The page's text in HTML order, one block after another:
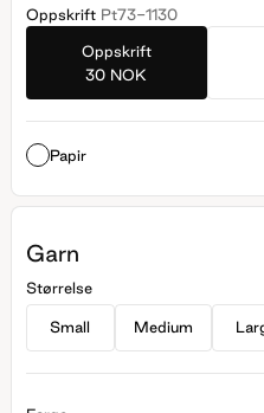
Oppskrift Pt73-1130
Oppskrift
30 NOK
Papir
Garn
Størrelse
Small Medium